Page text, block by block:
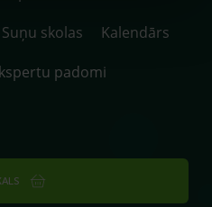
Suņu skolas
Kalendārs
padomi